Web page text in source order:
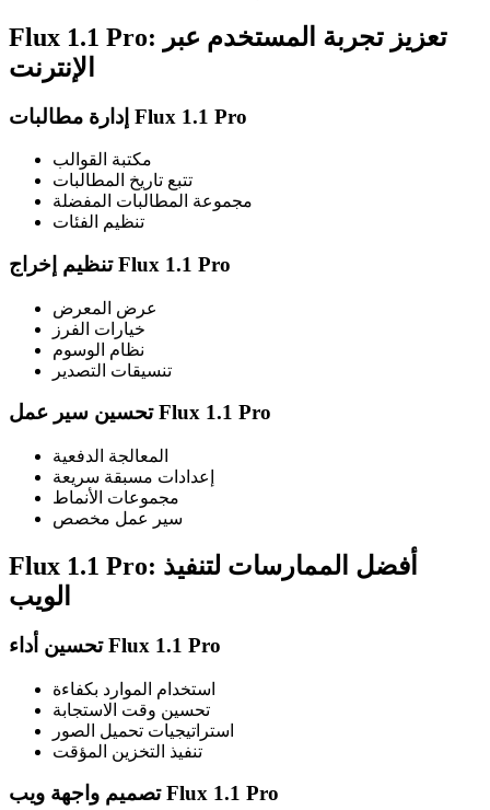
Flux 1.1 Pro: تعزيز تجربة المستخدم عبر
الإنترنت
إدارة مطالبات Flux 1.1 Pro
مكتبة القوالب
تتبع تاريخ المطالبات
مجموعة المطالبات المفضلة
تنظيم الفئات
تنظيم إخراج Flux 1.1 Pro
عرض المعرض
خيارات الفرز
نظام الوسوم
تنسيقات التصدير
تحسين سير عمل Flux 1.1 Pro
المعالجة الدفعية
إعدادات مسبقة سريعة
مجموعات الأنماط
سير عمل مخصص
Flux 1.1 Pro: أفضل الممارسات لتنفيذ
الويب
تحسين أداء Flux 1.1 Pro
استخدام الموارد بكفاءة
تحسين وقت الاستجابة
استراتيجيات تحميل الصور
تنفيذ التخزين المؤقت
تصميم واجهة ويب Flux 1.1 Pro